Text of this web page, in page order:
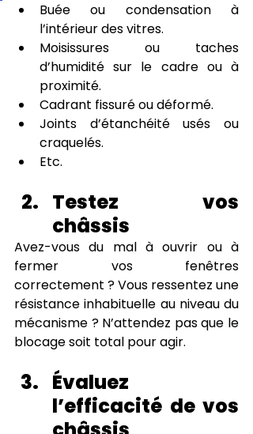
Buée ou condensation à
l’intérieur des vitres.
Moisissures ou taches
d’humidité sur le cadre ou à
proximité.
Cadrant fissuré ou déformé.
Joints d’étanchéité usés ou
craquelés.
Etc.
Testez vos
châssis
Avez-vous du mal à ouvrir ou à
fermer vos fenêtres
correctement ? Vous ressentez une
résistance inhabituelle au niveau du
mécanisme ? N’attendez pas que le
blocage soit total pour agir.
Évaluez
l’efficacité de vos